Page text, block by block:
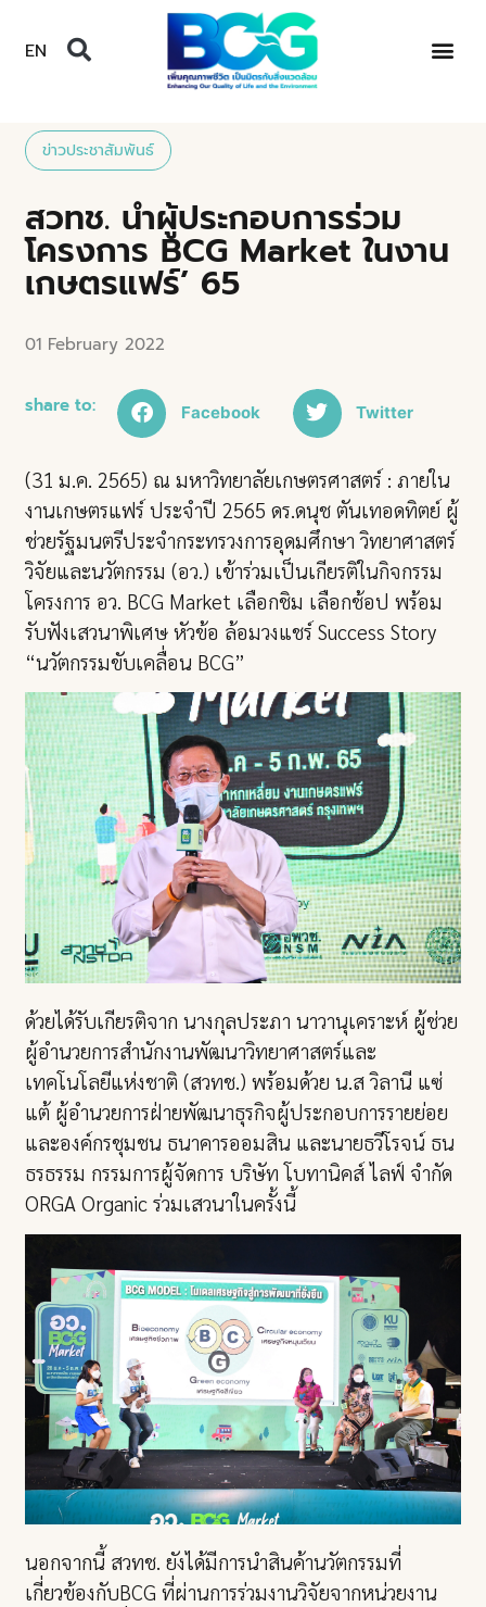
EN
ข่าวประชาสัมพันธ์
สวทช. นำผู้ประกอบการร่วม
โครงการ BCG Market ในงาน
เกษตรแฟร์’ 65
01 February 2022
share to: Facebook Twitter
(31 ม.ค. 2565) ณ มหาวิทยาลัยเกษตรศาสตร์ : ภายใน
งานเกษตรแฟร์ ประจำปี 2565 ดร.ดนุช ตันเทอดทิตย์ ผู้
ช่วยรัฐมนตรีประจำกระทรวงการอุดมศึกษา วิทยาศาสตร์
วิจัยและนวัตกรรม (อว.) เข้าร่วมเป็นเกียรติในกิจกรรม
โครงการ อว. BCG Market เลือกชิม เลือกช้อป พร้อม
รับฟังเสวนาพิเศษ หัวข้อ ล้อมวงแชร์ Success Story
“นวัตกรรมขับเคลื่อน BCG”
ด้วยได้รับเกียรติจาก นางกุลประภา นาวานุเคราะห์ ผู้ช่วย
ผู้อำนวยการสำนักงานพัฒนาวิทยาศาสตร์และ
เทคโนโลยีแห่งชาติ (สวทช.) พร้อมด้วย น.ส วิลานี แซ่
แต้ ผู้อำนวยการฝ่ายพัฒนาธุรกิจผู้ประกอบการรายย่อย
และองค์กรชุมชน ธนาคารออมสิน และนายธวีโรจน์ ธน
ธรธรรม กรรมการผู้จัดการ บริษัท โบทานิคส์ ไลฟ์ จำกัด
ORGA Organic ร่วมเสวนาในครั้งนี้
นอกจากนี้ สวทช. ยังได้มีการนำสินค้านวัตกรรมที่
เกี่ยวข้องกับBCG ที่ผ่านการร่วมงานวิจัยจากหน่วยงาน